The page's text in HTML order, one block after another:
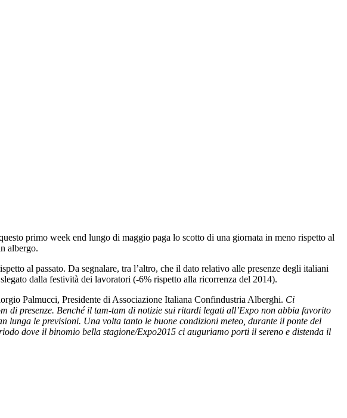
primo week end lungo di maggio paga lo scotto di una giornata in meno rispetto al
albergo.
al passato. Da segnalare, tra l’altro, che il dato relativo alle presenze degli italiani
dalla festività dei lavoratori (-6% rispetto alla ricorrenza del 2014).
Palmucci, Presidente di Associazione Italiana Confindustria Alberghi. Ci
di presenze. Benché il tam-tam di notizie sui ritardi legati all’Expo non abbia favorito
le previsioni. Una volta tanto le buone condizioni meteo, durante il ponte del
dove il binomio bella stagione/Expo2015 ci auguriamo porti il sereno e distenda il